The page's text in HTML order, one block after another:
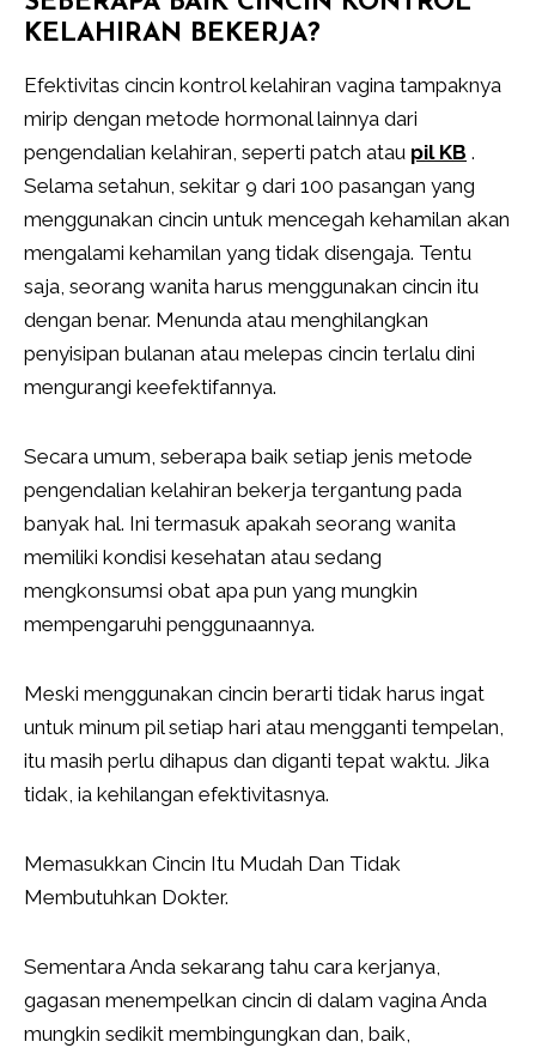
KELAHIRAN BEKERJA?
Efektivitas cincin kontrol kelahiran vagina tampaknya
mirip dengan metode hormonal lainnya dari
pengendalian kelahiran, seperti patch atau pil KB .
Selama setahun, sekitar 9 dari 100 pasangan yang
menggunakan cincin untuk mencegah kehamilan akan
mengalami kehamilan yang tidak disengaja. Tentu
saja, seorang wanita harus menggunakan cincin itu
dengan benar. Menunda atau menghilangkan
penyisipan bulanan atau melepas cincin terlalu dini
mengurangi keefektifannya.
Secara umum, seberapa baik setiap jenis metode
pengendalian kelahiran bekerja tergantung pada
banyak hal. Ini termasuk apakah seorang wanita
memiliki kondisi kesehatan atau sedang
mengkonsumsi obat apa pun yang mungkin
mempengaruhi penggunaannya.
Meski menggunakan cincin berarti tidak harus ingat
untuk minum pil setiap hari atau mengganti tempelan,
itu masih perlu dihapus dan diganti tepat waktu. Jika
tidak, ia kehilangan efektivitasnya.
Memasukkan Cincin Itu Mudah Dan Tidak
Membutuhkan Dokter.
Sementara Anda sekarang tahu cara kerjanya,
gagasan menempelkan cincin di dalam vagina Anda
mungkin sedikit membingungkan dan, baik,